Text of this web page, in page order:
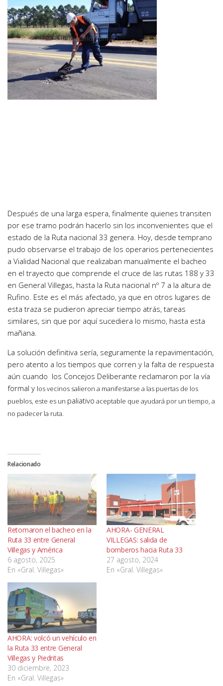
Después de una larga espera, finalmente quienes transiten
por ese tramo podrán hacerlo sin los inconvenientes que el
estado de la Ruta nacional 33 genera. Hoy, desde temprano
pudo observarse el trabajo de los operarios pertenecientes
a Vialidad Nacional que realizaban manualmente el bacheo
en el trayecto que comprende el cruce de las rutas 188 y 33
en General Villegas, hasta la Ruta nacional nº 7 a la altura de
Rufino. Este es el más afectado, ya que en otros lugares de
esta traza se pudieron apreciar tiempo atrás, tareas
similares, sin que por aquí sucediera lo mismo, hasta esta
mañana.
La solución definitiva sería, seguramente la repavimentación,
pero atento a los tiempos que corren y la falta de respuesta
aún cuando los Concejos Deliberante reclamaron por la vía
formal y los vecinos salieron a manifestarse a las puertas de los
pueblos, este es un paliativo aceptable que ayudará por un tiempo, a
no padecer la ruta.
Relacionado
Retomaron el bacheo en la
Ruta 33 entre General
Villegas y América
6 agosto, 2025
En «Gral. Villegas»
AHORA- GENERAL
VILLEGAS: salida de
bomberos hacia Ruta 33
27 agosto, 2024
En «Gral. Villegas»
AHORA: volcó un vehículo en
la Ruta 33 entre General
Villegas y Piedritas
30 diciembre, 2023
En «Gral. Villegas»